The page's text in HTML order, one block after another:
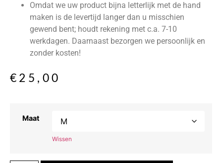
Omdat we uw product bijna letterlijk met de hand
maken is de levertijd langer dan u misschien
gewend bent; houdt rekening met c.a. 7-10
werkdagen. Daarnaast bezorgen we persoonlijk en
zonder kosten!
€ 25,00
Maat
Wissen